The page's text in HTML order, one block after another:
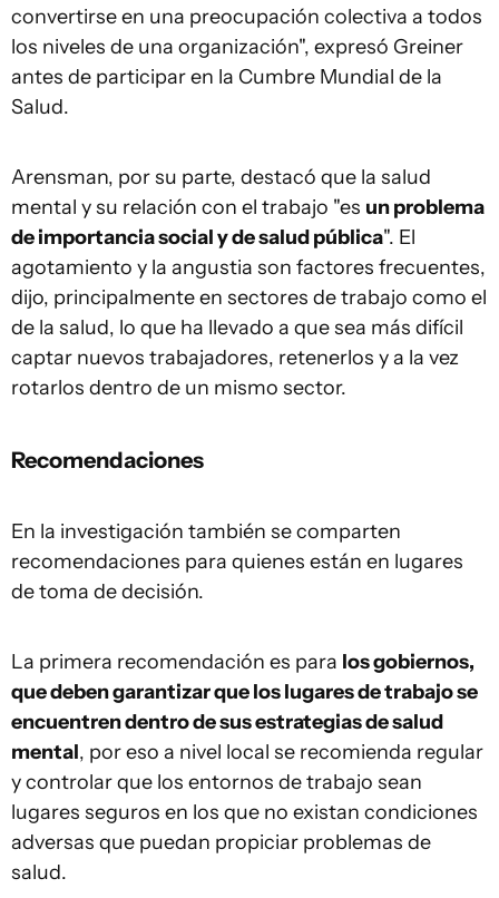
convertirse en una preocupación colectiva a todos
los niveles de una organización", expresó Greiner
antes de participar en la Cumbre Mundial de la
Salud.
Arensman, por su parte, destacó que la salud
mental y su relación con el trabajo "es un problema
de importancia social y de salud pública". El
agotamiento y la angustia son factores frecuentes,
dijo, principalmente en sectores de trabajo como el
de la salud, lo que ha llevado a que sea más difícil
captar nuevos trabajadores, retenerlos y a la vez
rotarlos dentro de un mismo sector.
Recomendaciones
En la investigación también se comparten
recomendaciones para quienes están en lugares
de toma de decisión.
La primera recomendación es para los gobiernos,
que deben garantizar que los lugares de trabajo se
encuentren dentro de sus estrategias de salud
mental, por eso a nivel local se recomienda regular
y controlar que los entornos de trabajo sean
lugares seguros en los que no existan condiciones
adversas que puedan propiciar problemas de
salud.